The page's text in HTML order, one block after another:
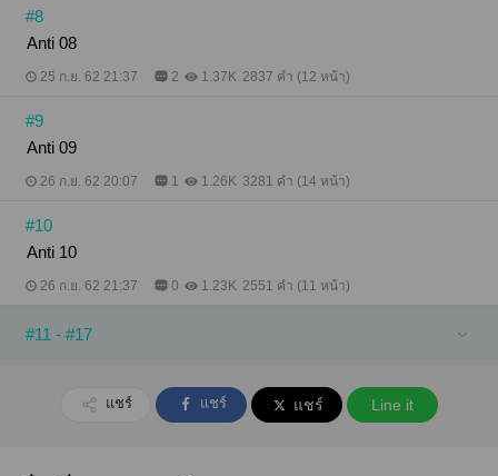
#8
Anti 08
25 ก.ย. 62 21:37 2 1.37K 2837 คำ (12 หน้า)
#9
Anti 09
26 ก.ย. 62 20:07 1 1.26K 3281 คำ (14 หน้า)
#10
Anti 10
26 ก.ย. 62 21:37 0 1.23K 2551 คำ (11 หน้า)
#11 - #17
แชร์ แชร์ แชร์ Line it